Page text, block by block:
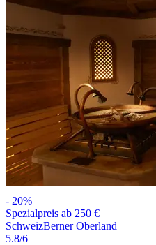
- 20%
Spezialpreis ab 250 €
SchweizBerner Oberland
5.8/6